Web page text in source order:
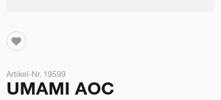
Artikel-Nr. 19599
UMAMI AOC